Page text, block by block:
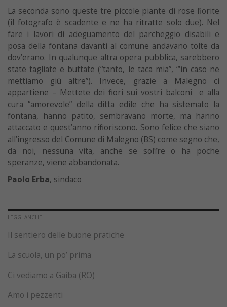
La seconda sono queste tre piccole piante di rose fiorite
(il fotografo è scadente e ne ha ritratte solo due). Nel
fare i lavori di adeguamento del parcheggio disabili e
posa della fontana davanti al comune andavano tolte da
dov’erano. In qualunque altra opera pubblica, sarebbero
state tagliate e buttate (“tanto, le taca mia”, “‘in caso ne
mettiamo giù altre”). Invece, grazie a Malegno ci
appartiene – Mettete dei fiori sui vostri balconi e alla
cura “amorevole” della ditta edile che ha sistemato la
fontana, hanno patito, sembravano morte, ma hanno
attaccato e quest’anno rifioriscono. Sono felice che siano
all’ingresso del Comune di Malegno (BS) come segno che,
da noi, nessuna vita, anche se soffre o ha poche
speranze, viene abbandonata.
Paolo Erba, sindaco
LEGGI ANCHE
Il sentiero delle buone pratiche
La scuola, un po’ prima
Ci vediamo a Gaiba (RO)
Amo i pezzenti